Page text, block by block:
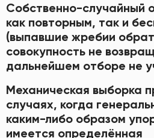
Собственно-случайный
как повторным, так и
(выпавшие жребии
совокупность не
дальнейшем отборе не
Механическая выборка
случаях, когда
каким-либо образом
имеется определённая